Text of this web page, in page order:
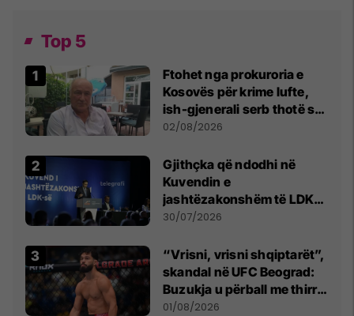
Top 5
Ftohet nga prokuroria e
Kosovës për krime lufte,
ish-gjenerali serb thotë se
dikush e tradhtoi në
02/08/2026
Gjithçka që ndodhi në
Kuvendin e
jashtëzakonshëm të LDK-
së
30/07/2026
“Vrisni, vrisni shqiptarët”,
skandal në UFC Beograd:
Buzukja u përball me thirrje
anti-shqiptare nga
01/08/2026